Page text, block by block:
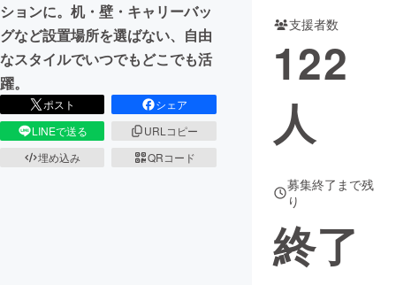
ションに。机・壁・キャリーバッ
グなど設置場所を選ばない、自由
なスタイルでいつでもどこでも活
躍。
ポスト
シェア
LINEで送る
URLコピー
埋め込み
QRコード
支援者数
122
人
募集終了まで残
り
終了